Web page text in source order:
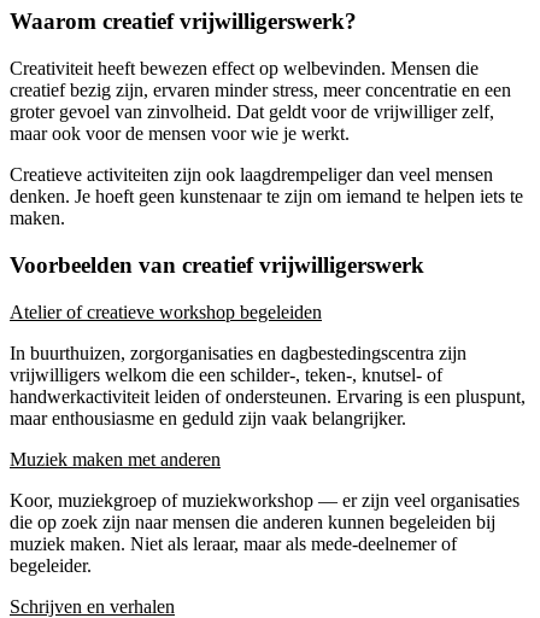
Waarom creatief vrijwilligerswerk?
Creativiteit heeft bewezen effect op welbevinden. Mensen die
creatief bezig zijn, ervaren minder stress, meer concentratie en een
groter gevoel van zinvolheid. Dat geldt voor de vrijwilliger zelf,
maar ook voor de mensen voor wie je werkt.
Creatieve activiteiten zijn ook laagdrempeliger dan veel mensen
denken. Je hoeft geen kunstenaar te zijn om iemand te helpen iets te
maken.
Voorbeelden van creatief vrijwilligerswerk
Atelier of creatieve workshop begeleiden
In buurthuizen, zorgorganisaties en dagbestedingscentra zijn
vrijwilligers welkom die een schilder-, teken-, knutsel- of
handwerkactiviteit leiden of ondersteunen. Ervaring is een pluspunt,
maar enthousiasme en geduld zijn vaak belangrijker.
Muziek maken met anderen
Koor, muziekgroep of muziekworkshop — er zijn veel organisaties
die op zoek zijn naar mensen die anderen kunnen begeleiden bij
muziek maken. Niet als leraar, maar als mede-deelnemer of
begeleider.
Schrijven en verhalen